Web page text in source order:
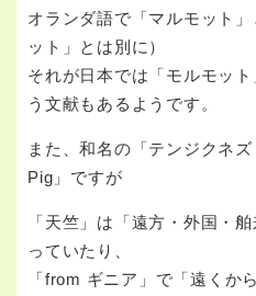
オランダ語で「マルモット
ット」とは別に）
それが日本では「モルモッ
う文献もあるようです。
また、和名の「テンジクネ
Pig」ですが
「天竺」は「遠方・外国・
っていたり、
「from ギニア」で「遠くか